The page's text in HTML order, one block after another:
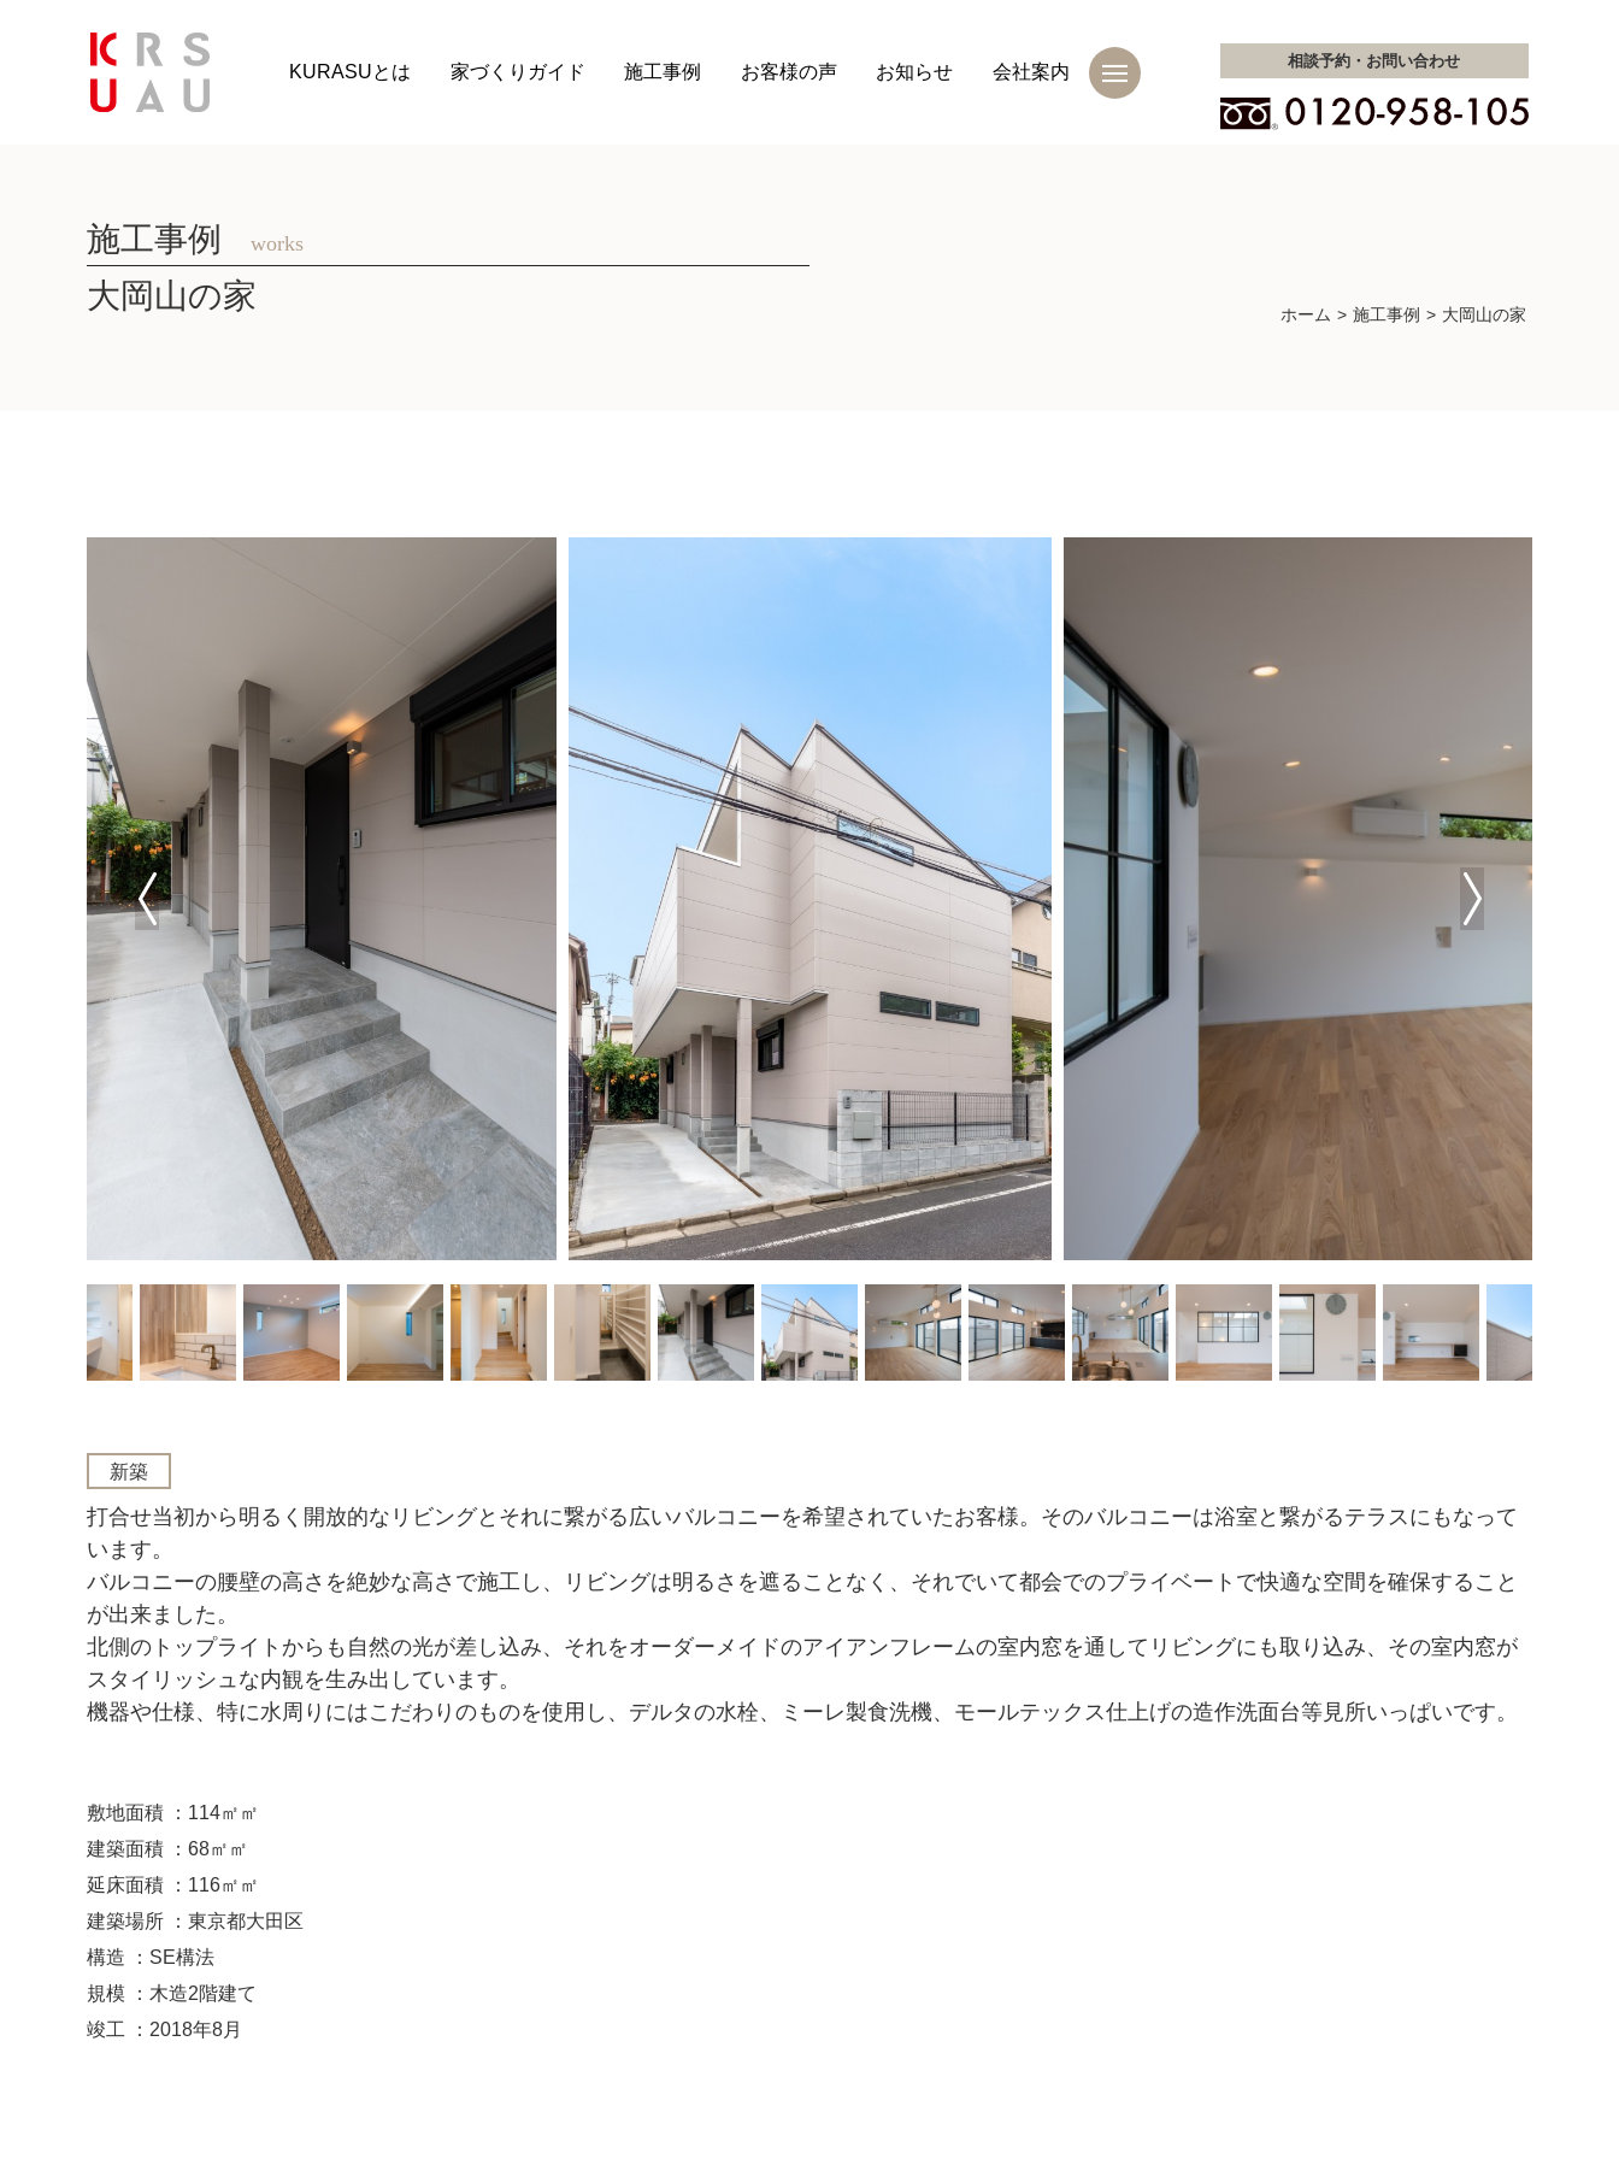
KURASUとは 家づくりガイド 施工事例 お客様の声 お知らせ 会社案内
相談予約・ お問い合わせ
施工事例 works
大岡山の家 ホーム 施工事例 大岡山の家
新築
打合せ当初から明るく開放的なリビングとそれに繋がる広いバルコニーを希望されていたお客様。そのバルコニーは浴室と繋がるテラスにもなって
います。
バルコニーの腰壁の高さを絶妙な高さで施工し、リビングは明るさを遮ることなく、それでいて都会でのプライベートで快適な空間を確保すること
が出来ました。
北側のトップライトからも自然の光が差し込み、それをオーダーメイドのアイアンフレームの室内窓を通してリビングにも取り込み、その室内窓が
スタイリッシュな内観を生み出しています。
機器や仕様、特に水周りにはこだわりのものを使用し、デルタの水栓、ミーレ製食洗機、モールテックス仕上げの造作洗面台等見所いっぱいです。
敷地面積 ：114㎡㎡
建築面積 ：68㎡㎡
延床面積 ：116㎡㎡
建築場所 ：東京都大田区
構造 ：SE構法
規模 ：木造2階建て
竣工 ：2018年8月